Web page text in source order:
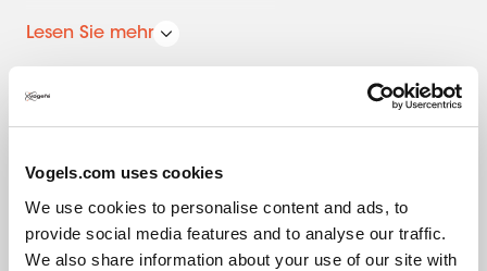
Vogels.com uses cookies
We use cookies to personalise content and ads, to
provide social media features and to analyse our traffic.
We also share information about your use of our site with
FD1864
-PFB 3409 Interface bar
-PFS 3204 Interface display strip
FD2064
-PFF 7030 Floor plate extra large
-2x PUC 2720 Pole 200 cm
-PFB 3409 Interface bar
Lesen Sie mehr
Spezifikationen